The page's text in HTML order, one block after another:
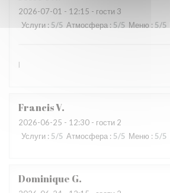
2026-07-01 - 12:15 - гости 3
Услуги : 5/5 Атмосфера : 5/5 Меню : 5/5
l
FrancisV
2026-06-25 - 12:30 - гости 2
Услуги : 5/5 Атмосфера : 5/5 Меню : 5/5
Dominique G